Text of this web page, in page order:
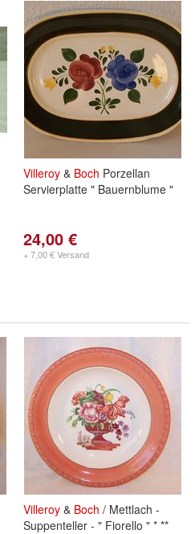
Villeroy & Boch Porzellan
Servierplatte " Bauernblume "
24,00 €
+ 7,00 € Versand
Villeroy & Boch / Mettlach -
Suppenteller - " Fiorello " * **